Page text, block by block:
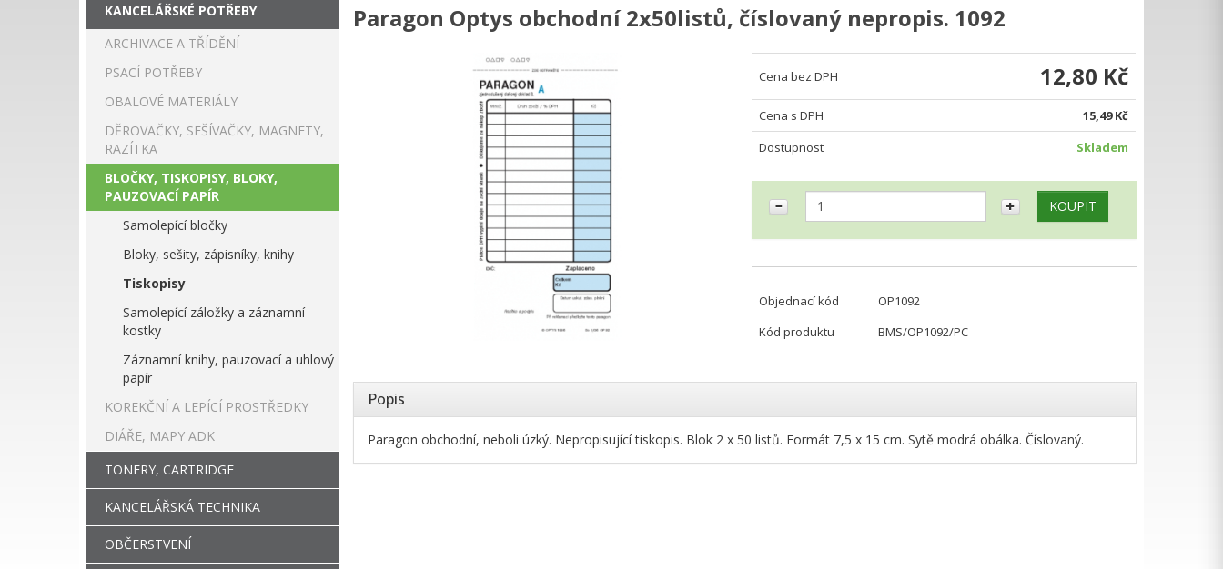
Paragon Optys obchodní 2x50listů, číslovaný nepropis. 1092
Cena bez DPH 12,80 Kč
Cena s DPH
15,49 Kč
Dostupnost
Skladem
Objednací kód
OP1092
Kód produktu
BMS/OP1092/PC
Popis
Paragon obchodní, neboli úzký. Nepropisující tiskopis. Blok 2 x 50 listů. Formát 7,5 x 15 cm. Sytě modrá obálka. Číslovaný.
KANCELÁŘSKÉ POTŘEBY
ARCHIVACE A TŘÍDĚNÍ
PSACÍ POTŘEBY
OBALOVÉ MATERIÁLY
DĚROVAČKY, SEŠÍVAČKY, MAGNETY,
RAZÍTKA
BLOČKY, TISKOPISY, BLOKY,
PAUZOVACÍ PAPÍR
Samolepící bločky
Bloky, sešity, zápisníky, knihy
Tiskopisy
Samolepící záložky a záznamní
kostky
Záznamní knihy, pauzovací a uhlový
papír
KOREKČNÍ A LEPÍCÍ PROSTŘEDKY
DIÁŘE, MAPY ADK
TONERY, CARTRIDGE
KANCELÁŘSKÁ TECHNIKA
OBČERSTVENÍ